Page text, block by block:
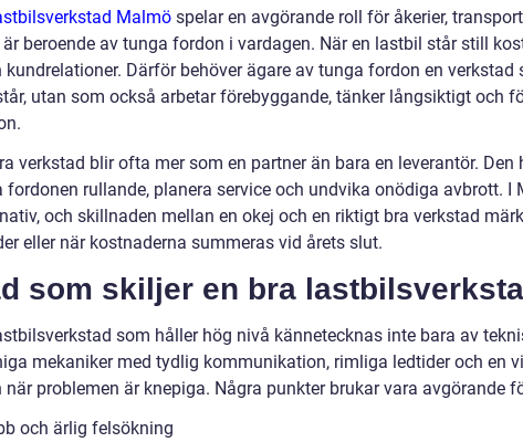
Malmö spelar en avgörande roll för åkerier,
beroende av tunga fordon i vardagen. När en lastbil står still
kundrelationer. Därför behöver ägare av tunga fordon en
utan som också arbetar förebyggande, tänker långsiktigt och
verkstad blir ofta mer som en partner än bara en leverantör.
fordonen rullande, planera service och undvika onödiga avbrott. I
och skillnaden mellan en okej och en riktigt bra verkstad
eller när kostnaderna summeras vid årets slut.
som skiljer en bra
som håller hög nivå kännetecknas inte bara av
mekaniker med tydlig kommunikation, rimliga ledtider och en
när problemen är knepiga. Några punkter brukar vara avgörande
och ärlig felsökning